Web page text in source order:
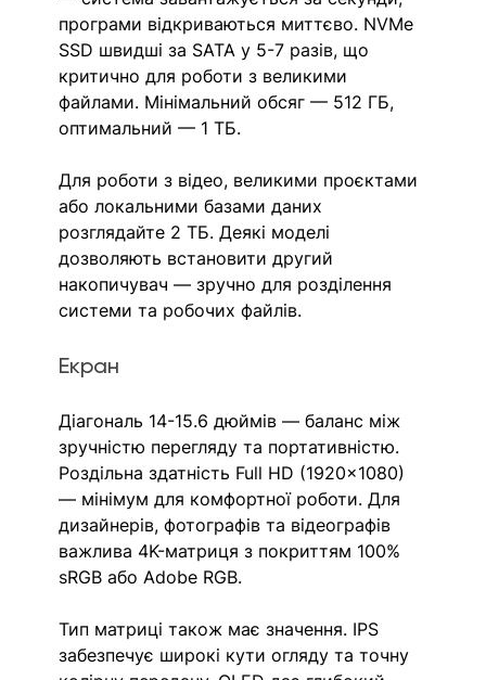
програми відкриваються миттєво. NVMe
SSD швидші за SATA у 5-7 разів, що
критично для роботи з великими
файлами. Мінімальний обсяг — 512 ГБ,
оптимальний — 1 ТБ.
Для роботи з відео, великими проєктами
або локальними базами даних
розглядайте 2 ТБ. Деякі моделі
дозволяють встановити другий
накопичувач — зручно для розділення
системи та робочих файлів.
Екран
Діагональ 14-15.6 дюймів — баланс між
зручністю перегляду та портативністю.
Роздільна здатність Full HD (1920×1080)
— мінімум для комфортної роботи. Для
дизайнерів, фотографів та відеографів
важлива 4K-матриця з покриттям 100%
sRGB або Adobe RGB.
Тип матриці також має значення. IPS
забезпечує широкі кути огляду та точну